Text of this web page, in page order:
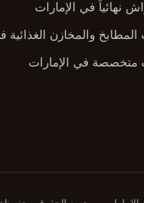
نهائياً في الإمارات
والمخازن الغذائية
في الإمارات